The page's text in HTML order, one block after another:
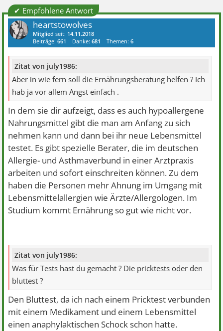
✔ Empfohlene Antwort
heartstowolves
Mitglied seit: 14.11.2018
Beiträge:661 Danke:681 Themen:6
Zitat von july1986:
Aber in wie fern soll die Ernährungsberatung helfen ? Ich
hab ja vor allem Angst einfach .
In dem sie dir aufzeigt, dass es auch hypoallergene
Nahrungsmittel gibt die man am Anfang zu sich
nehmen kann und dann bei ihr neue Lebensmittel
testet. Es gibt spezielle Berater, die im deutschen
Allergie- und Asthmaverbund in einer Arztpraxis
arbeiten und sofort einschreiten können. Zu dem
haben die Personen mehr Ahnung im Umgang mit
Lebensmittelallergien wie Ärzte/Allergologen. Im
Studium kommt Ernährung so gut wie nicht vor.
Zitat von july1986:
Was für Tests hast du gemacht ? Die pricktests oder den
bluttest ?
Den Bluttest, da ich nach einem Pricktest verbunden
mit einem Medikament und einem Lebensmittel
einen anaphylaktischen Schock schon hatte.